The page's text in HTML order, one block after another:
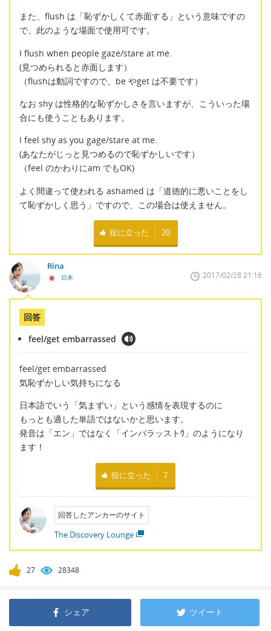
また、flush は「恥ずかしくて赤面する」という意味ですの
で、此のような場面で使用可です。
I flush when people gaze/stare at me.
(見つめられると赤面します）
（flushは動詞ですので、be やget は不要です）
なお shy は性格的な恥ずかしさを言いますが、こういった場
合にも使うこともあります。
I feel shy as you gage/stare at me.
(あなたがじっと見つめるので恥ずかしいです）
（feel のかわりにam でもOK)
よく間違って使われる ashamed は「道徳的に悪いことをし
て恥ずかしく思う」ですので、この場合は使えません。
役に立った 20
Rina
日本 2017/02/28 21:16
回答
feel/get embarrassed
feel/get embarrassed
気恥ずかしい気持ちになる
日本語でいう「気まずい」という感情を表現するのに
もっとも適した単語ではないかと思います。
発音は「エン」ではなく「インバラッストｳ」のようになり
ます！
役に立った 7
回答したアンカーのサイト
The Discovery Lounge
27 28348
シェア ツイート